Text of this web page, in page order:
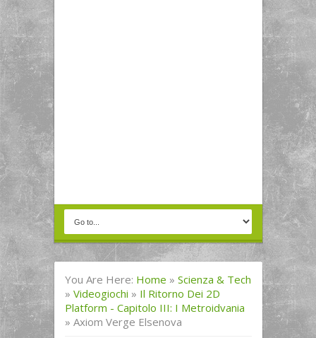
You Are Here: Home » Scienza & Tech
» Videogiochi » Il Ritorno Dei 2D
Platform - Capitolo III: I Metroidvania
» Axiom Verge Elsenova